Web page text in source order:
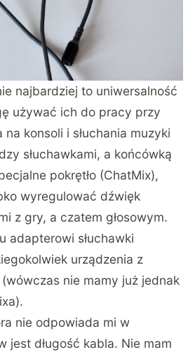
najbardziej to uniwersalność
używać ich do pracy przy
konsoli i słuchania muzyki
słuchawkami, a końcówką
pokrętło (ChatMix),
wyregulować dźwięk
z gry, a czatem głosowym.
adapterowi słuchawki
urządzenia z
nie mamy już jednak
nie odpowiada mi w
jest długość kabla. Nie mam